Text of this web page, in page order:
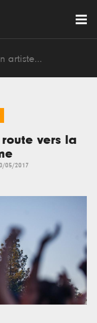
vers la
05/2017